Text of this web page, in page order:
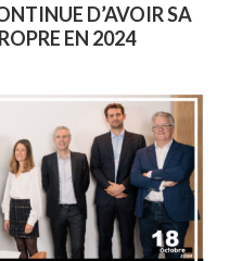
D’AVOIR SA
EN 2024